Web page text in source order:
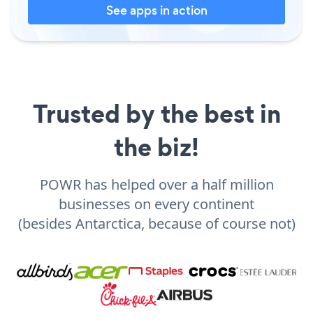
See apps in action
Trusted by the best in
the biz!
POWR has helped over a half million
businesses on every continent
(besides Antarctica, because of course not)